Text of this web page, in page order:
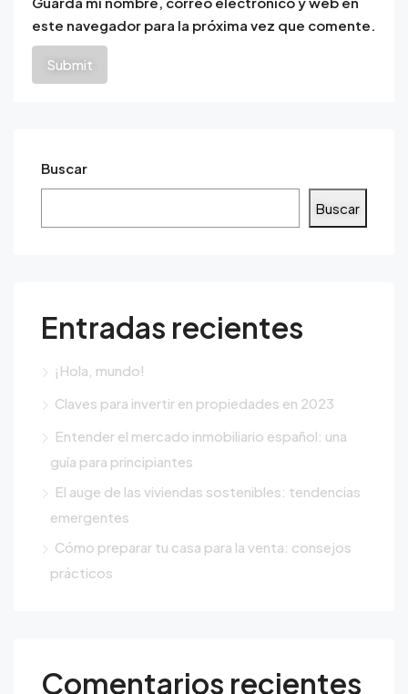
este navegador para la próxima vez que comente.
Buscar
Buscar
Entradas recientes
¡Hola, mundo!
Claves para invertir en propiedades en 2023
Entender el mercado inmobiliario español: una
guía para principiantes
El auge de las viviendas sostenibles: tendencias
emergentes
Cómo preparar tu casa para la venta: consejos
prácticos
Comentarios recientes